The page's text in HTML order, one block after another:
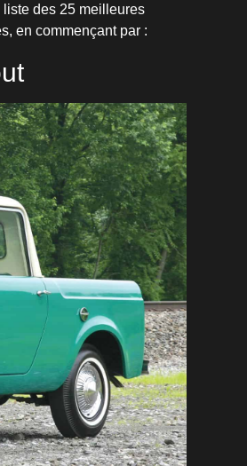
des 25 meilleures
en commençant par :